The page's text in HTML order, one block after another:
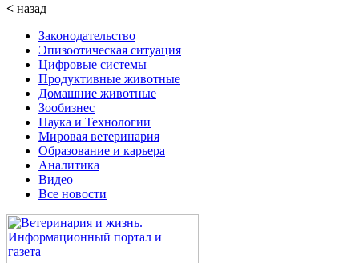
< назад
Законодательство
Эпизоотическая ситуация
Цифровые системы
Продуктивные животные
Домашние животные
Зообизнес
Наука и Технологии
Мировая ветеринария
Образование и карьера
Аналитика
Видео
Все новости